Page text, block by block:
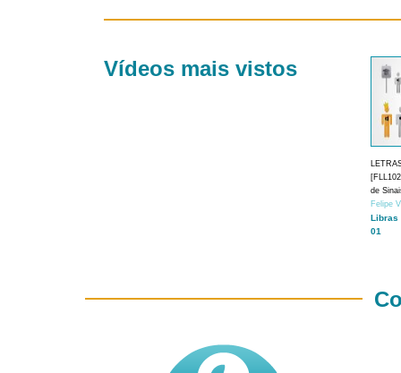
Vídeos mais vistos
de
Felipe
Libras
01